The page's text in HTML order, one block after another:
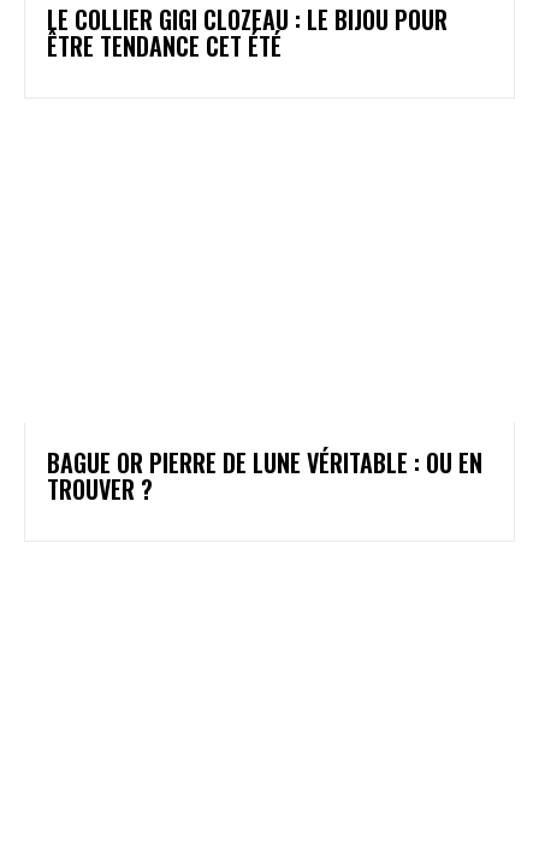
LE COLLIER GIGI CLOZEAU : LE BIJOU POUR
ÊTRE TENDANCE CET ÉTÉ
BAGUE OR PIERRE DE LUNE VÉRITABLE : OU EN
TROUVER ?